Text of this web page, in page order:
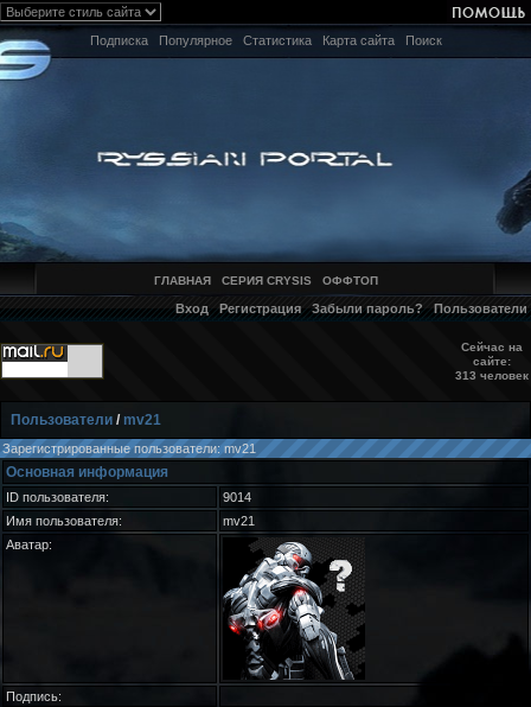
Подписка Популярное Статистика Карта сайта Поиск
ГЛАВНАЯ СЕРИЯ CRYSIS ОФФТОП
Вход Регистрация Забыли пароль? Пользователи
Сейчас на
сайте:
313 человек
Пользователи / mv21
Зарегистрированные пользователи: mv21
Основная информация
ID пользователя:
9014
Имя пользователя:
mv21
Аватар:
Подпись: